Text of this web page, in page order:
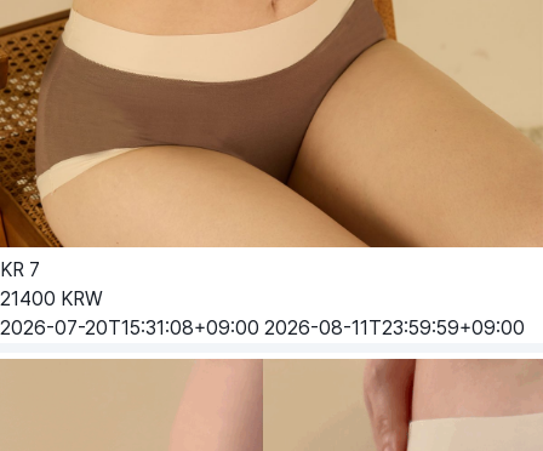
KR 7
21400 KRW
2026-07-20T15:31:08+09:00 2026-08-11T23:59:59+09:00